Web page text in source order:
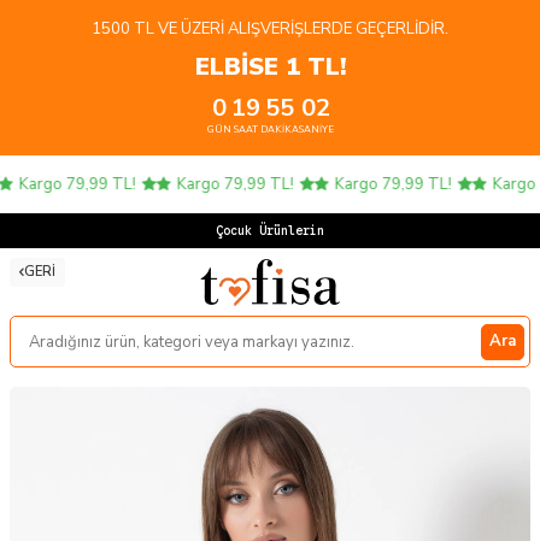
1500 TL VE ÜZERI ALIŞVERIŞLERDE GEÇERLIDIR.
ELBİSE 1 TL!
0
GÜN
19
SAAT
55
DAKIKA
02
SANIYE
Kargo 79,99 TL! Kargo 79,99 TL! Kargo 79,99 TL! Kargo
Çocuk Ürünlerinde
GERI
Ara